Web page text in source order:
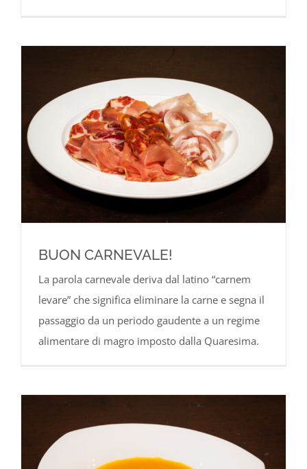
BUON CARNEVALE!
La parola carnevale deriva dal latino “carnem
levare” che significa eliminare la carne e segna il
passaggio da un periodo gaudente a un regime
alimentare di magro imposto dalla Quaresima.